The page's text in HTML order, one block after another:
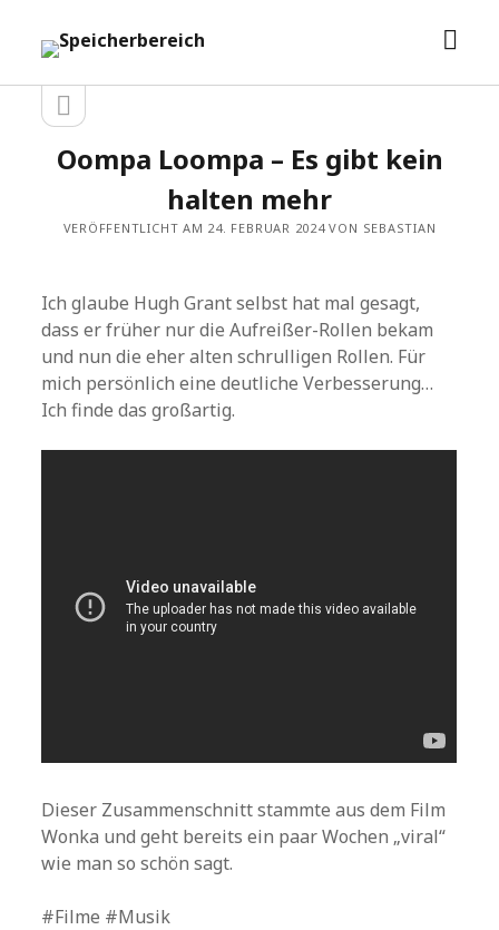
Speicherbereich
Seitenleiste
Seitenleiste
öffnen
Oompa Loompa – Es gibt kein
halten mehr
VERÖFFENTLICHT AM 24. FEBRUAR 2024 VON SEBASTIAN
Ich glaube Hugh Grant selbst hat mal gesagt,
dass er früher nur die Aufreißer-Rollen bekam
und nun die eher alten schrulligen Rollen. Für
mich persönlich eine deutliche Verbesserung…
Ich finde das großartig.
Dieser Zusammenschnitt stammte aus dem Film
Wonka und geht bereits ein paar Wochen „viral“
wie man so schön sagt.
#Filme #Musik